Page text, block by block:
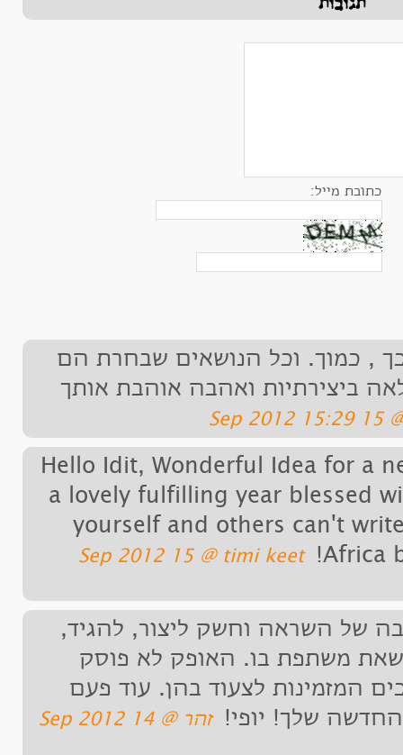
מייל:
וכל הנושאים שבחרת הם
ואהבה אוהבת אותך
‏Hello Idit, Wonderful Idea for
a lovely fulfilling year
yourself and others can't
‏timi keet ‏@ 15 Sep 2012
השראה וחשק ליצור, להגיד,
משתפת בו. האופק לא פוסק
לצעוד בהן. עוד פעם
שלך! יופי!
‏זהר ‏@ 14 Sep 2012